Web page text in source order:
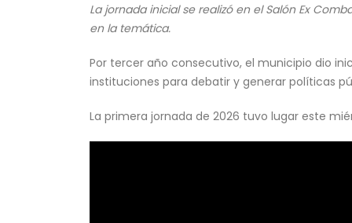
La jornada inicial se realizó en el Salón Ex
en la temática.
Por tercer año consecutivo, el municipio dio
instituciones para debatir y generar políticas
La primera jornada de 2026 tuvo lugar este